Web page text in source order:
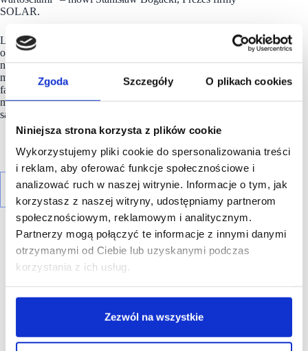
Zgoda Szczegóły O plikach cookies
Niniejsza strona korzysta z plików cookie
Wykorzystujemy pliki cookie do spersonalizowania treści
i reklam, aby oferować funkcje społecznościowe i
analizować ruch w naszej witrynie. Informacje o tym, jak
korzystasz z naszej witryny, udostępniamy partnerom
społecznościowym, reklamowym i analitycznym.
Partnerzy mogą połączyć te informacje z innymi danymi
otrzymanymi od Ciebie lub uzyskanymi podczas
korzystania z ich usług.
Zezwól na wszystkie
SOLAR.
Libero Katowice to ponad 150 sklepów, punktów usługowych
oraz unikatowa przestrzeń restauracyjna i rozrywkowa
na Śląsku. W ostatnim okresie znacząco umocniło swoje
modowe portfolio, stawiając także na ofertę premium i high
fashion dla wymagających klientów. Powstał
m.in. interaktywny salon Modivo, luxury brands w Half Price,
salon Only, a już we wrześniu dołączy polska marka SOLAR.
R E K L A M A